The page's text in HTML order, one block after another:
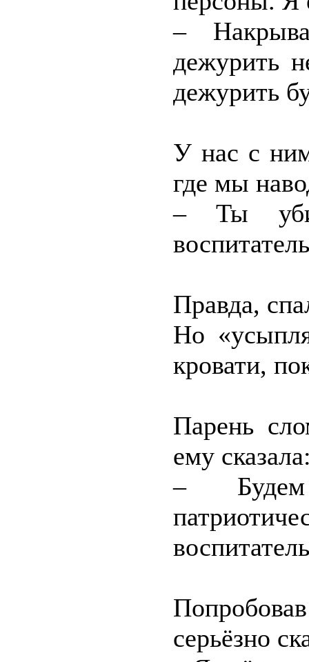
–
дежурить
дежурить
У нас с
где мы
– Ты
Правда,
Но
кровати,
Парень
ему
–
серьёзно